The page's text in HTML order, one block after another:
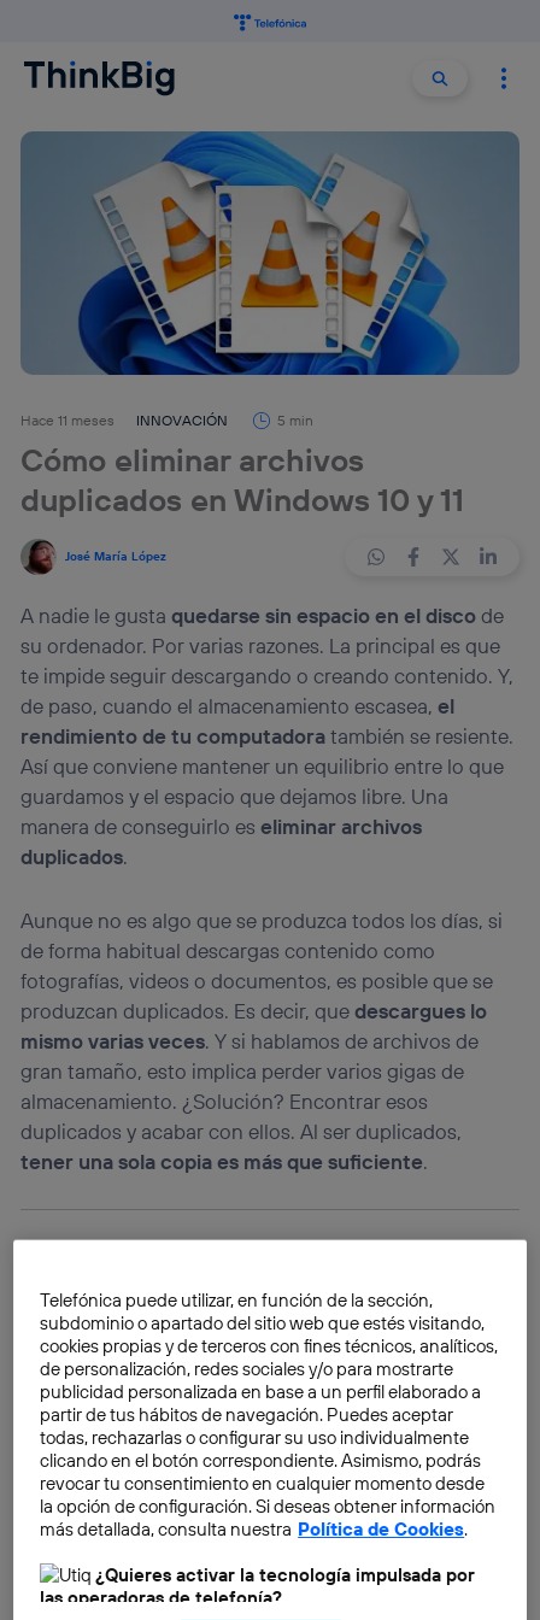
Buscar
Hace 11 meses INNOVACIÓN 5 min
Cómo eliminar archivos
duplicados en Windows 10 y 11
José María López
A nadie le gustaquedarse sin espacio en el discode
su ordenador. Por varias razones. La principal es que
te impide seguir descargando o creando contenido. Y,
de paso, cuando el almacenamiento escasea,el
rendimiento de tu computadoratambién se resiente.
Así que conviene mantener un equilibrio entre lo que
guardamos y el espacio que dejamos libre. Una
manera de conseguirlo eseliminar archivos
duplicados.
Aunque no es algo que se produzca todos los días, si
de forma habitual descargas contenido como
fotografías, videos o documentos, es posible que se
produzcan duplicados. Es decir, quedescargues lo
mismo varias veces. Y si hablamos de archivos de
gran tamaño, esto implica perder varios gigas de
almacenamiento. ¿Solución? Encontrar esos
duplicados y acabar con ellos. Al ser duplicados,
tener una sola copia es más que suficiente.
Telefónica puede utilizar, en función de la sección,
subdominio o apartado del sitio web que estés visitando,
cookies propias y de terceros con fines técnicos, analíticos,
de personalización, redes sociales y/o para mostrarte
publicidad personalizada en base a un perfil elaborado a
partir de tus hábitos de navegación. Puedes aceptar
todas, rechazarlas o configurar su uso individualmente
clicando en el botón correspondiente. Asimismo, podrás
revocar tu consentimiento en cualquier momento desde
la opción de configuración. Si deseas obtener información
más detallada, consulta nuestra Política de Cookies.
¿Quieres activar la tecnología impulsada por
las operadoras de telefonía?